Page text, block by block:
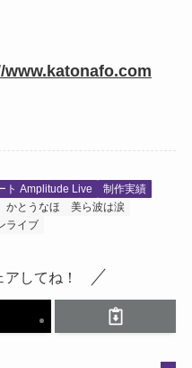
www.katonafo.com
ト Amplitude Live
制作実績
かとうなほ
美ら波は涙
ライブ
してね！